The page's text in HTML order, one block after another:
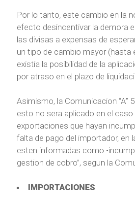
Por lo tanto, este cambio en la
efecto desincentivar la demora
las divisas a expensas de
un tipo de cambio mayor
existia la posibilidad de la
por atraso en el plazo de
Asimismo, la Comunicacion “A”
esto no sera aplicado en el
exportaciones que hayan
falta de pago del importador, en
esten informadas como
gestion de cobro”, segun la
IMPORTACIONES